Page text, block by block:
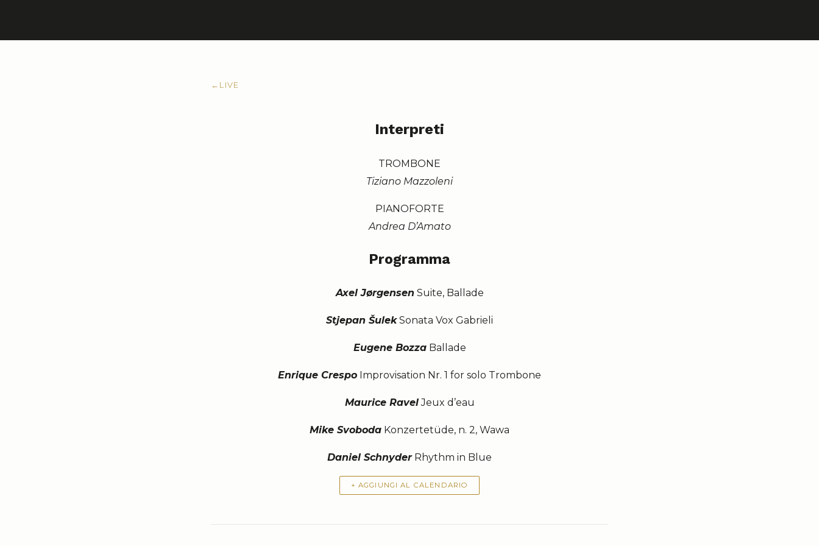
← LIVE
Interpreti
TROMBONE
Tiziano Mazzoleni
PIANOFORTE
Andrea D’Amato
Programma
Axel Jørgensen Suite, Ballade
Stjepan ŠulekSonata Vox Gabrieli
Eugene BozzaBallade
Enrique Crespo Improvisation Nr. 1 for solo Trombone
Maurice RavelJeux d’eau
Mike Svoboda Konzertetüde, n. 2, Wawa
Daniel SchnyderRhythm in Blue
+ AGGIUNGI AL CALENDARIO